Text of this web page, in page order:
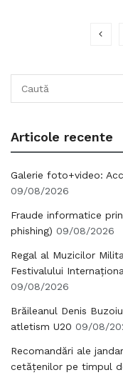
Articole recente
Galerie foto+video:
09/08/2026
Fraude informatice
phishing) 09/08/2026
Regal al Muzicilor
Festivalului
09/08/2026
Brăileanul Denis
atletism U20 09/08/
Recomandări ale
cetățenilor pe timpul